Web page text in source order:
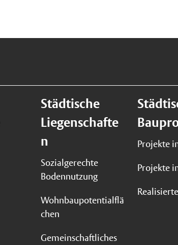
Städtische
Liegenschafte
n
Sozialgerechte
Bodennutzung
Wohnbaupotentialflä
chen
Gemeinschaftliches
Projekte
Projekte